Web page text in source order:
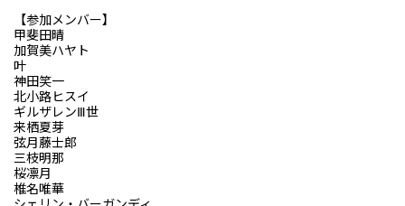
【参加メンバー】
甲斐田晴
加賀美ハヤト
叶
神田笑一
北小路ヒスイ
ギルザレンⅢ世
来栖夏芽
弦月藤士郎
三枝明那
桜凛月
椎名唯華